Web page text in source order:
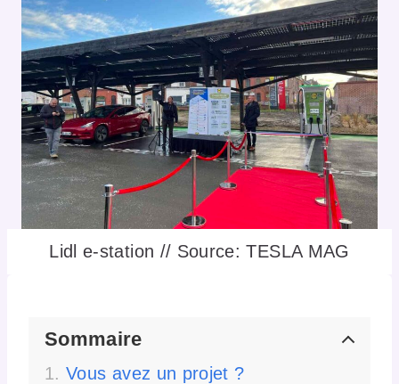
Lidl e-station // Source: TESLA MAG
Sommaire
Vous avez un projet ?